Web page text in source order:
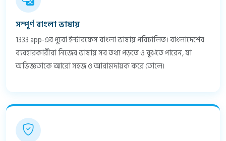
সম্পূর্ণ বাংলা ভাষায়
1333 app-এর পুরো ইন্টারফেস বাংলা ভাষায় পরিচালিত। বাংলাদেশের
ব্যবহারকারীরা নিজের ভাষায় সব তথ্য পড়তে ও বুঝতে পারেন, যা
অভিজ্ঞতাকে আরো সহজ ও আরামদায়ক করে তোলে।